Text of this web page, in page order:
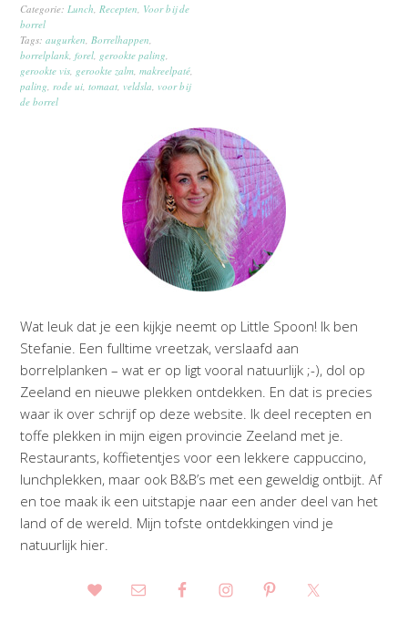
Categorie: Lunch Recepten Voor bij de
borrel
Tags:augurken Borrelhappen
borrelplank ,forel gerookte paling
gerookte vis gerookte zalm ,makreelpaté
paling rode ui ,tomaat veldsla voor bij
de borrel
Wat leuk dat je een kijkje neemt op Little Spoon! Ik ben
Stefanie. Een fulltime vreetzak, verslaafd aan
borrelplanken – wat er op ligt vooral natuurlijk ;-), dol op
Zeeland en nieuwe plekken ontdekken. En dat is precies
waar ik over schrijf op deze website. Ik deel recepten en
toffe plekken in mijn eigen provincie Zeeland met je.
Restaurants, koffietentjes voor een lekkere cappuccino,
lunchplekken, maar ook B&B’s met een geweldig ontbijt. Af
en toe maak ik een uitstapje naar een ander deel van het
land of de wereld. Mijn tofste ontdekkingen vind je
natuurlijk hier.